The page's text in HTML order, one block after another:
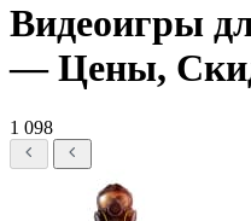
Видеоигры
— Цены,
1 098